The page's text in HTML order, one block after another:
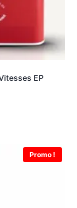
EP
Promo !